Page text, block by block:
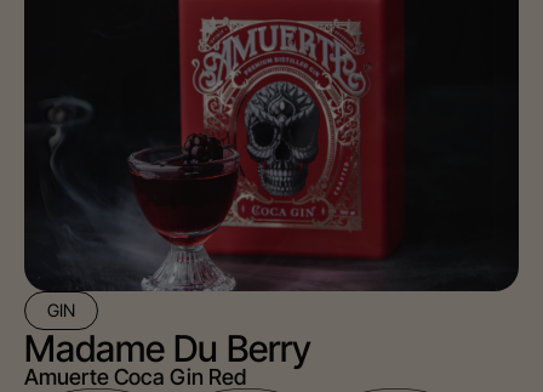
GIN
Madame Du Berry
Amuerte Coca Gin Red